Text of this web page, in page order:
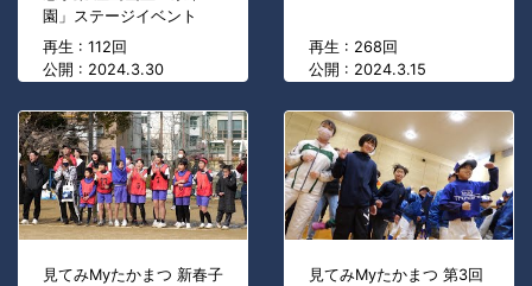
園」ステージイベント
再生 : 112回
公開 : 2024.3.30
再生 : 268回
公開 : 2024.3.15
見てみMyたかまつ 新春子
見てみMyたかまつ 第3回